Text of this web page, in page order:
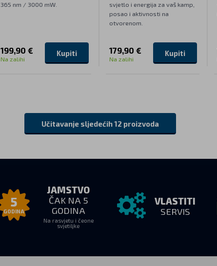
365 nm / 3000 mW.
199,90 €
Na zalihi
Kupiti
svjetlo i energija za vaš kamp,
posao i aktivnosti na
otvorenom.
179,90 €
Na zalihi
Kupiti
Učitavanje sljedećih 12 proizvoda
5
GODINA
JAMSTVO
ČAK NA 5
GODINA
Na rasvjetu i čeone
svjetiljke
VLASTITI
SERVIS